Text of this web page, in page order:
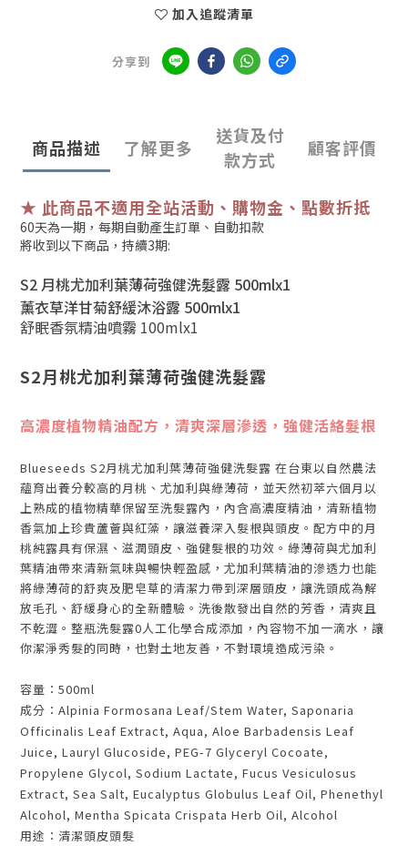
加入追蹤清單
分享到
商品描述 了解更多
送貨及付
款方式
顧客評價
★ 此商品不適用全站活動、購物金、點數折抵
60天為一期，每期自動產生訂單、自動扣款
將收到以下商品，持續3期:
S2 月桃尤加利葉薄荷強健洗髮露 500mlx1
薰衣草洋甘菊舒緩沐浴露 500mlx1
舒眠香氛精油噴霧 100mlx1
S2月桃尤加利葉薄荷強健洗髮露
高濃度植物精油配方，清爽深層滲透，強健活絡髮根
Blueseeds S2月桃尤加利葉薄荷強健洗髮露 在台東以自然農法
蘊育出養分較高的月桃、尤加利與綠薄荷，並天然初萃六個月以
上熟成的植物精華保留至洗髮露內，內含高濃度精油，清新植物
香氣加上珍貴蘆薈與紅藻，讓滋養深入髮根與頭皮。配方中的月
桃純露具有保濕、滋潤頭皮、強健髮根的功效。綠薄荷與尤加利
葉精油帶來清新氣味與暢快輕盈感，尤加利葉精油的滲透力也能
將綠薄荷的舒爽及肥皂草的清潔力帶到深層頭皮，讓洗頭成為解
放毛孔、舒緩身心的全新體驗。洗後散發出自然的芳香，清爽且
不乾澀。整瓶洗髮露0人工化學合成添加，內容物不加一滴水，讓
你潔淨秀髮的同時，也對土地友善，不對環境造成污染。
容量：500ml
成分： Alpinia Formosana Leaf/Stem Water, Saponaria
Officinalis Leaf Extract, Aqua, Aloe Barbadensis Leaf
Juice, Lauryl Glucoside, PEG-7 Glyceryl Cocoate,
Propylene Glycol, Sodium Lactate, Fucus Vesiculosus
Extract, Sea Salt, Eucalyptus Globulus Leaf Oil, Phenethyl
Alcohol, Mentha Spicata Crispata Herb Oil, Alcohol
用途：清潔頭皮頭髮